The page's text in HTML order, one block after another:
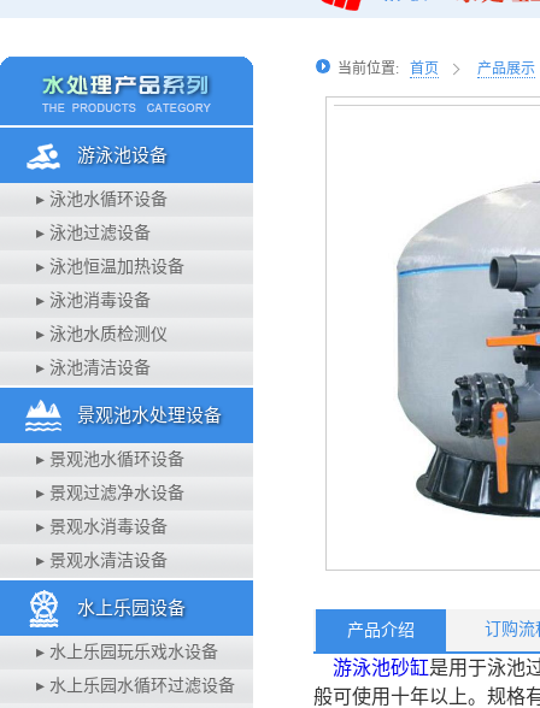
游泳池设备
▸ 泳池水循环设备
▸ 泳池过滤设备
▸ 泳池恒温加热设备
▸ 泳池消毒设备
▸ 泳池水质检测仪
▸ 泳池清洁设备
景观池水处理设备
▸ 景观池水循环设备
▸ 景观过滤净水设备
▸ 景观水消毒设备
▸ 景观水清洁设备
水上乐园设备
▸ 水上乐园玩乐戏水设备
▸ 水上乐园水循环过滤设备
当前位置: 首页 产品展示
产品介绍 订购流
游泳池砂缸是用于泳池
般可使用十年以上。规格